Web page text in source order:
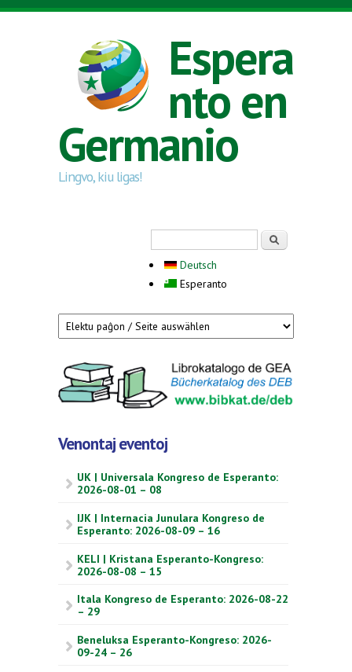
Skip to main content
Espera
nto en
Germanio
Lingvo, kiu ligas!
Deutsch
Esperanto
Venontaj eventoj
UK | Universala Kongreso de Esperanto:
2026-08-01 – 08
IJK | Internacia Junulara Kongreso de
Esperanto: 2026-08-09 – 16
KELI | Kristana Esperanto-Kongreso:
2026-08-08 – 15
Itala Kongreso de Esperanto: 2026-08-22
– 29
Beneluksa Esperanto-Kongreso: 2026-
09-24 – 26